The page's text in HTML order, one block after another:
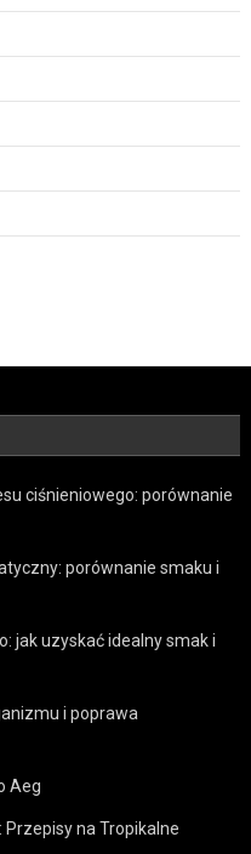
ciśnieniowego: porównanie
porównanie smaku i
jak uzyskać idealny smak i
i poprawa
Aeg
Przepisy na Tropikalne